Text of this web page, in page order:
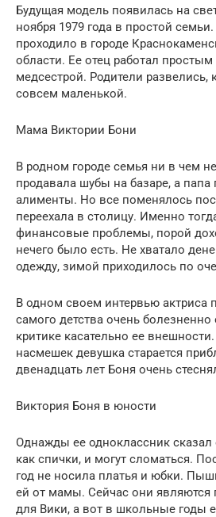
Будущая модель появилась на
ноября 1979 года в простой
проходило в городе
области. Ее отец работал
медсестрой. Родители развелись,
совсем маленькой.
Мама Виктории Бони
В родном городе семья ни в чем
продавала шубы на базаре, а
алименты. Но все поменялось
переехала в столицу. Именно
финансовые проблемы, порой
нечего было есть. Не хватало
одежду, зимой приходилось по
В одном своем интервью актриса
самого детства очень
критике касательно ее
насмешек девушка старается
двенадцать лет Боня очень
Виктория Боня в юности
Однажды ее одноклассник сказал
как спички, и могут сломаться.
год не носила платья и юбки.
ей от мамы. Сейчас они являются
для Вики, а вот в школьные годы